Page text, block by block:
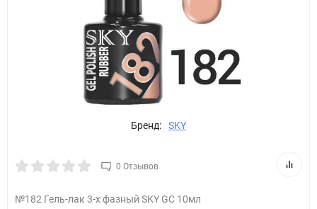
Бренд: SKY
0 Отзывов
№182 Гель-лак 3-х фазный SKY GC 10мл